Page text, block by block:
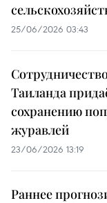
25/06/2026 03:43
Таиланда
сохранению
журавлей
23/06/2026 13:19
Раннее